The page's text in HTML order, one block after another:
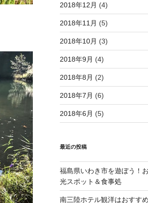
2018年12月 (4)
2018年11月 (5)
2018年10月 (3)
2018年9月 (4)
2018年8月 (2)
2018年7月 (6)
2018年6月 (5)
最近の投稿
福島県いわき市を遊ぼう！
光スポット＆食事処
南三陸ホテル観洋はおすす